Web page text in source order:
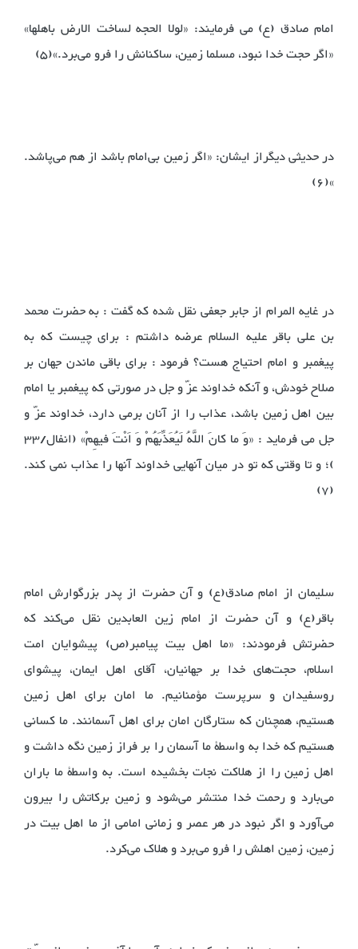
امام صادق (ع) می فرمایند: «لولا الحجه لساخت الارض باهلها»
«اگر حجت خدا نبود، مسلما زمین، ساکنانش را فرو می‌برد.»(5)
در حدیثی دیگراز ایشان: «اگر زمین بی‌امام باشد از هم می‌پاشد.
»(6)
در غایه المرام از جابر جعفی نقل شده که گفت : به حضرت محمد
بن علی باقر علیه السلام عرضه داشتم : برای چیست که به
پیغمبر و امام احتیاج هست؟ فرمود : برای باقی ماندن جهان بر
صلاح خودش، و آنکه خداوند عزّ و جل در صورتی که پیغمبر یا امام
بین اهل زمین باشد، عذاب را از آنان برمی دارد، خداوند عزّ و
جل می فرماید : «وَ ما کانَ اللَّهُ لَیُعَذِّبَهُمْ وَ اَنْتَ فیهِمْ» (انفال/33
)؛ و تا وقتی که تو در میان آنهایی خداوند آنها را عذاب نمی کند.
(7)
سلیمان از امام صادق(ع) و آن حضرت از پدر بزرگوارش امام
باقر(ع) و آن حضرت از امام زین العابدین نقل می‌کند که
حضرتش فرمودند: «ما اهل بیت پیامبر(ص) پیشوایان امت
اسلام، حجت‌های خدا بر جهانیان، آقای اهل ایمان، پیشوای
روسفیدان و سرپرست مؤمنانیم. ما امان برای اهل زمین
هستیم، همچنان که ستارگان امان برای اهل آسمانند. ما کسانی
هستیم که خدا به واسطۀ ما آسمان را بر فراز زمین نگه داشت و
اهل زمین را از هلاکت نجات بخشیده است. به واسطۀ ما باران
می‌بارد و رحمت خدا منتشر می‌شود و زمین برکاتش را بیرون
می‌آورد و اگر نبود در هر عصر و زمانی امامی از ما اهل بیت در
زمین، زمین اهلش را فرو می‌برد و هلاک می‌کرد.